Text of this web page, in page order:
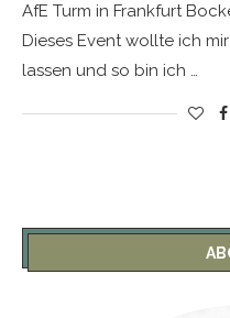
AfE Turm in Frankfurt
Dieses Event wollte ich
lassen und so bin ich …